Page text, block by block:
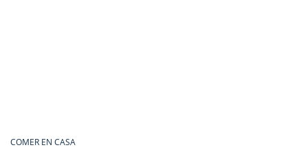
COMER EN CASA